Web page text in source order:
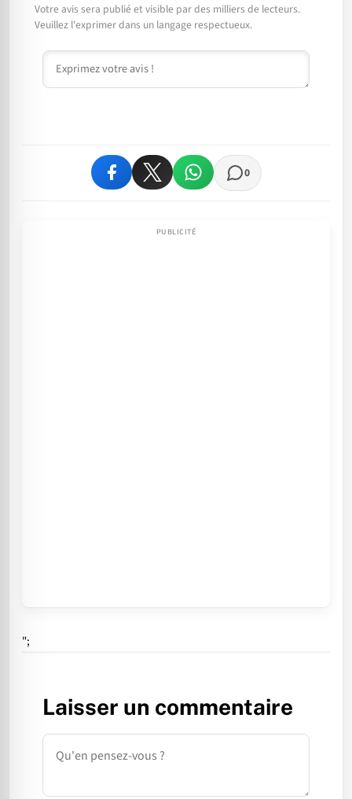
Votre avis sera publié et visible par des milliers de lecteurs.
Veuillez l'exprimer dans un langage respectueux.
Commentaire
0
";
Laisser un commentaire
Commentaire